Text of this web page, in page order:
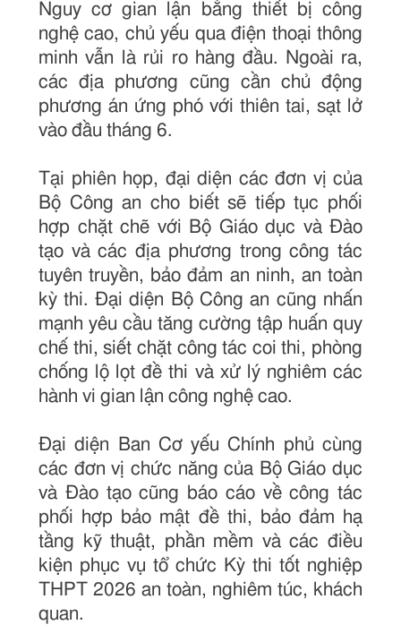
Nguy cơ gian lận bằng thiết bị công
nghệ cao, chủ yếu qua điện thoại thông
minh vẫn là rủi ro hàng đầu. Ngoài ra,
các địa phương cũng cần chủ động
phương án ứng phó với thiên tai, sạt lở
vào đầu tháng 6.
Tại phiên họp, đại diện các đơn vị của
Bộ Công an cho biết sẽ tiếp tục phối
hợp chặt chẽ với Bộ Giáo dục và Đào
tạo và các địa phương trong công tác
tuyên truyền, bảo đảm an ninh, an toàn
kỳ thi. Đại diện Bộ Công an cũng nhấn
mạnh yêu cầu tăng cường tập huấn quy
chế thi, siết chặt công tác coi thi, phòng
chống lộ lọt đề thi và xử lý nghiêm các
hành vi gian lận công nghệ cao.
Đại diện Ban Cơ yếu Chính phủ cùng
các đơn vị chức năng của Bộ Giáo dục
và Đào tạo cũng báo cáo về công tác
phối hợp bảo mật đề thi, bảo đảm hạ
tầng kỹ thuật, phần mềm và các điều
kiện phục vụ tổ chức Kỳ thi tốt nghiệp
THPT 2026 an toàn, nghiêm túc, khách
quan.